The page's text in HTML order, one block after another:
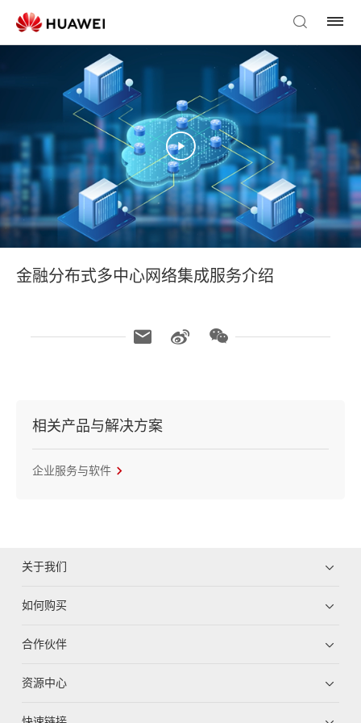
金融分布式多中心网络集成服务介绍
相关产品与解决方案
企业服务与软件
关于我们
如何购买
合作伙伴
资源中心